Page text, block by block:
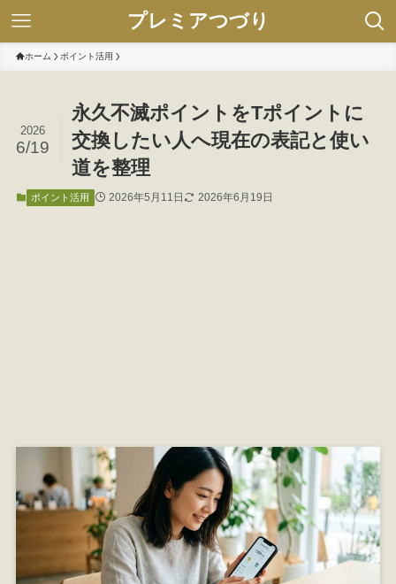
プレミアつづり
ホーム ポイント活用
永久不滅ポイントをTポイントに
交換したい人へ現在の表記と使い
道を整理
2026
6/19
ポイント活用 2026年5月11日 2026年6月19日